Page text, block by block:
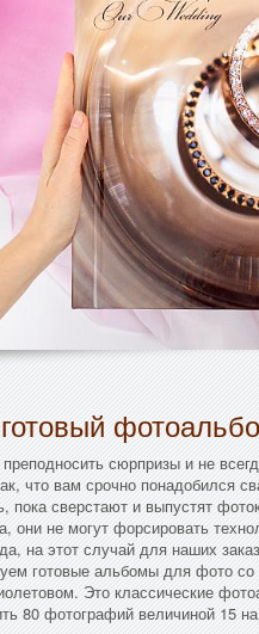
сюрпризы и не
что вам срочно понадобился
пока сверстают и выпустят
они не могут форсировать
на этот случай для наших
готовые альбомы для фото
Это классические
80 фотографий величиной 15